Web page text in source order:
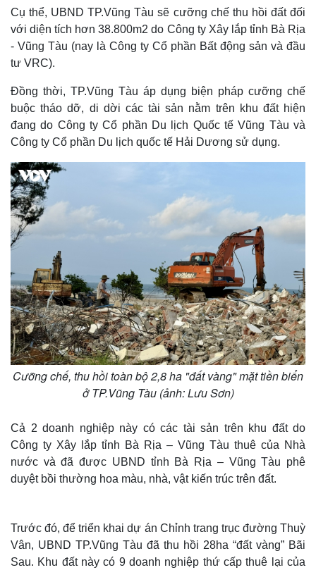
Cụ thể, UBND TP.Vũng Tàu sẽ cưỡng chế thu hồi đất đối
với diện tích hơn 38.800m2 do Công ty Xây lắp tỉnh Bà Rịa
- Vũng Tàu (nay là Công ty Cổ phần Bất động sản và đầu
tư VRC).
Đồng thời, TP.Vũng Tàu áp dụng biện pháp cưỡng chế
buộc tháo dỡ, di dời các tài sản nằm trên khu đất hiện
đang do Công ty Cổ phần Du lịch Quốc tế Vũng Tàu và
Công ty Cổ phần Du lịch quốc tế Hải Dương sử dụng.
Cưỡng chế, thu hồi toàn bộ 2,8 ha "đất vàng" mặt tiền biển
ở TP.Vũng Tàu (ảnh: Lưu Sơn)
Cả 2 doanh nghiệp này có các tài sản trên khu đất do
Công ty Xây lắp tỉnh Bà Rịa – Vũng Tàu thuê của Nhà
nước và đã được UBND tỉnh Bà Rịa – Vũng Tàu phê
duyệt bồi thường hoa màu, nhà, vật kiến trúc trên đất.
Trước đó, để triển khai dự án Chỉnh trang trục đường Thuỳ
Vân, UBND TP.Vũng Tàu đã thu hồi 28ha “đất vàng” Bãi
Sau. Khu đất này có 9 doanh nghiệp thứ cấp thuê lại của